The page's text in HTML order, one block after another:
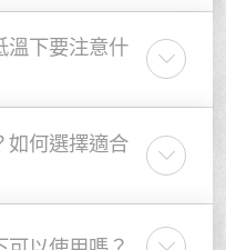
溫下要注意什
如何選擇適合